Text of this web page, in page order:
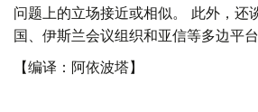
问题上的立场接近或相似。 此外，还
国、伊斯兰会议组织和亚信等多边平
【编译：阿依波塔】